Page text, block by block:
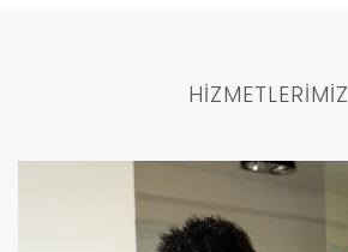
HİZMETLERİMİZ